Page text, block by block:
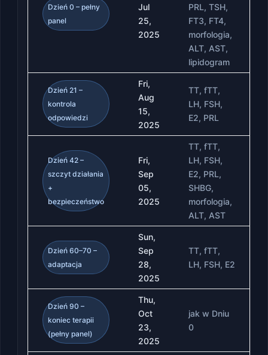
Dzień 0 – pełny
panel
Jul
25,
2025
PRL, TSH,
FT3, FT4,
morfologia,
ALT, AST,
lipidogram
Dzień 21 –
kontrola
odpowiedzi
Fri,
Aug
15,
2025
TT, fTT,
LH, FSH,
E2, PRL
Dzień 42 –
szczyt działania
+
bezpieczeństwo
Fri,
Sep
05,
2025
TT, fTT,
LH, FSH,
E2, PRL,
SHBG,
morfologia,
ALT, AST
Dzień 60–70 –
adaptacja
Sun,
Sep
28,
2025
TT, fTT,
LH, FSH, E2
Dzień 90 –
koniec terapii
(pełny panel)
Thu,
Oct
23,
2025
jak w Dniu
0